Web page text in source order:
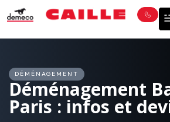
DÉMÉNAGEMENT
Déménagement
Paris : infos et